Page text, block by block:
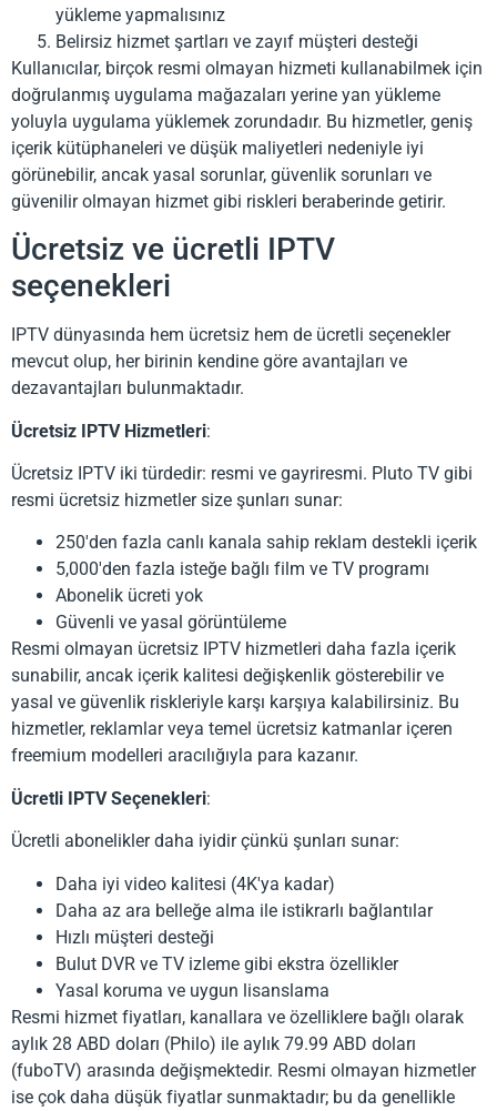
yükleme yapmalısınız
Belirsiz hizmet şartları ve zayıf müşteri desteği
Kullanıcılar, birçok resmi olmayan hizmeti kullanabilmek için
doğrulanmış uygulama mağazaları yerine yan yükleme
yoluyla uygulama yüklemek zorundadır. Bu hizmetler, geniş
içerik kütüphaneleri ve düşük maliyetleri nedeniyle iyi
görünebilir, ancak yasal sorunlar, güvenlik sorunları ve
güvenilir olmayan hizmet gibi riskleri beraberinde getirir.
Ücretsiz ve ücretli IPTV
seçenekleri
IPTV dünyasında hem ücretsiz hem de ücretli seçenekler
mevcut olup, her birinin kendine göre avantajları ve
dezavantajları bulunmaktadır.
Ücretsiz IPTV Hizmetleri:
Ücretsiz IPTV iki türdedir: resmi ve gayriresmi. Pluto TV gibi
resmi ücretsiz hizmetler size şunları sunar:
250'den fazla canlı kanala sahip reklam destekli içerik
5,000'den fazla isteğe bağlı film ve TV programı
Abonelik ücreti yok
Güvenli ve yasal görüntüleme
Resmi olmayan ücretsiz IPTV hizmetleri daha fazla içerik
sunabilir, ancak içerik kalitesi değişkenlik gösterebilir ve
yasal ve güvenlik riskleriyle karşı karşıya kalabilirsiniz. Bu
hizmetler, reklamlar veya temel ücretsiz katmanlar içeren
freemium modelleri aracılığıyla para kazanır.
Ücretli IPTV Seçenekleri:
Ücretli abonelikler daha iyidir çünkü şunları sunar:
Daha iyi video kalitesi (4K'ya kadar)
Daha az ara belleğe alma ile istikrarlı bağlantılar
Hızlı müşteri desteği
Bulut DVR ve TV izleme gibi ekstra özellikler
Yasal koruma ve uygun lisanslama
Resmi hizmet fiyatları, kanallara ve özelliklere bağlı olarak
aylık 28 ABD doları (Philo) ile aylık 79.99 ABD doları
(fuboTV) arasında değişmektedir. Resmi olmayan hizmetler
ise çok daha düşük fiyatlar sunmaktadır; bu da genellikle